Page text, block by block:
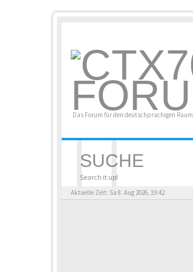
Das Forum für den deutschprachigen Raum
SUCHE
Search it up!
Aktuelle Zeit: Sa 8. Aug 2026, 19:42